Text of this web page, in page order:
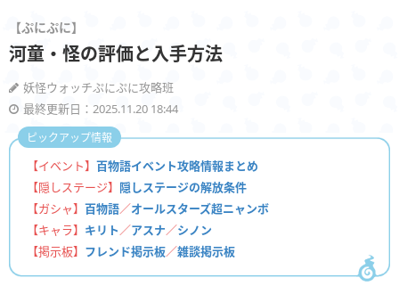
【ぷにぷに】
河童・怪の評価と入手方法
妖怪ウォッチぷにぷに攻略班
最終更新日：2025.11.20 18:44
【イベント】 百物語イベント攻略情報まとめ
【隠しステージ】 隠しステージの解放条件
【ガシャ】 百物語／オールスターズ超ニャンボ
【キャラ】 キリト／アスナ／シノン
【掲示板】 フレンド掲示板／雑談掲示板
ピックアップ情報